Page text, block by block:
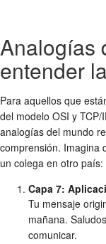
Analogías
entender
Para aquellos que
del modelo OSI y
analogías del mundo
comprensión. Imagina
un colega en otro país:
Capa 7:
Tu mensaje
mañana.
comunicar.